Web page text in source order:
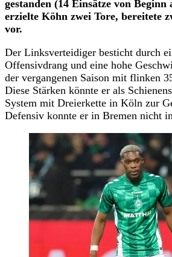
gestanden (14 Einsätze von
erzielte Köhn zwei Tore, bereitete
vor.
Der Linksverteidiger besticht durch
Offensivdrang und eine hohe
der vergangenen Saison mit flinken
Diese Stärken könnte er als
System mit Dreierkette in Köln zur
Defensiv konnte er in Bremen nicht